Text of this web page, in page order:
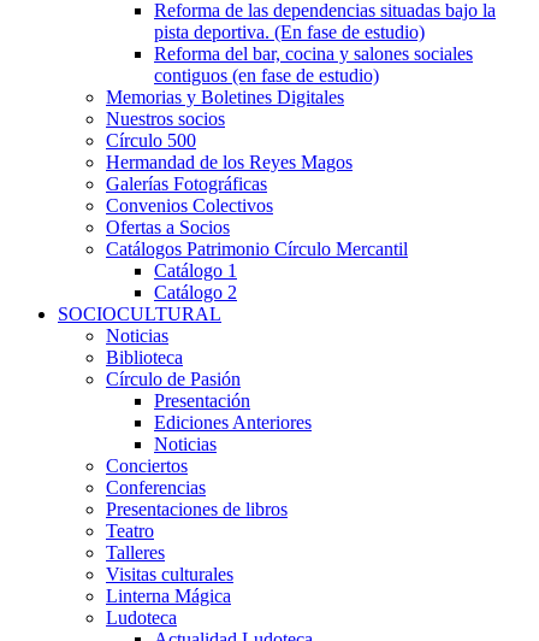
Reforma de las dependencias situadas bajo la
pista deportiva. (En fase de estudio)
Reforma del bar, cocina y salones sociales
contiguos (en fase de estudio)
Memorias y Boletines Digitales
Nuestros socios
Círculo 500
Hermandad de los Reyes Magos
Galerías Fotográficas
Convenios Colectivos
Ofertas a Socios
Catálogos Patrimonio Círculo Mercantil
Catálogo 1
Catálogo 2
SOCIOCULTURAL
Noticias
Biblioteca
Círculo de Pasión
Presentación
Ediciones Anteriores
Noticias
Conciertos
Conferencias
Presentaciones de libros
Teatro
Talleres
Visitas culturales
Linterna Mágica
Ludoteca